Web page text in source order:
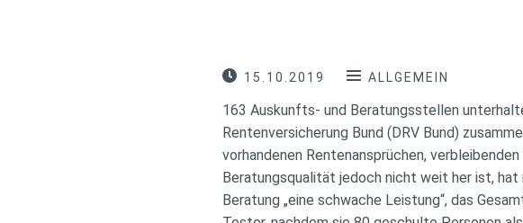
15.10.2019 ALLGEMEIN
163 Auskunfts- und Beratungsstellen
Rentenversicherung Bund (DRV Bund)
vorhandenen Rentenansprüchen,
Beratungsqualität jedoch nicht weit her ist,
Beratung „eine schwache Leistung“, das